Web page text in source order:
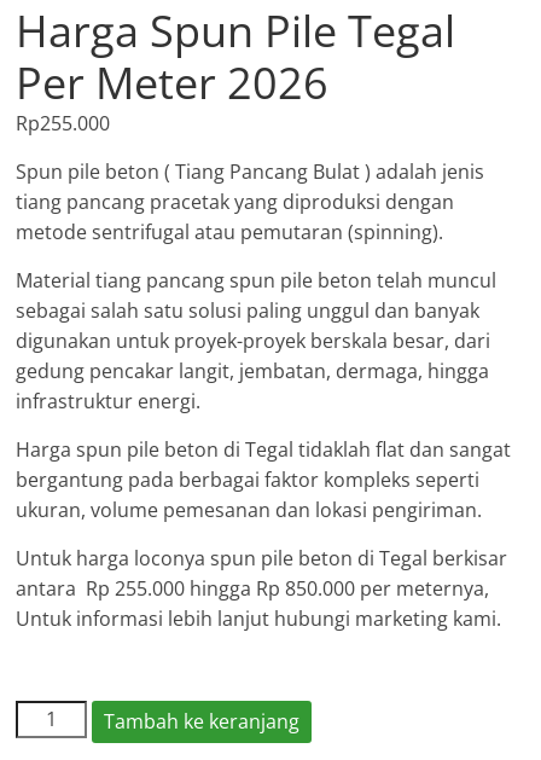
Harga Spun Pile Tegal
Per Meter 2026
Rp255.000
Spun pile beton ( Tiang Pancang Bulat ) adalah jenis
tiang pancang pracetak yang diproduksi dengan
metode sentrifugal atau pemutaran (spinning).
Material tiang pancang spun pile beton telah muncul
sebagai salah satu solusi paling unggul dan banyak
digunakan untuk proyek-proyek berskala besar, dari
gedung pencakar langit, jembatan, dermaga, hingga
infrastruktur energi.
Harga spun pile beton di Tegal tidaklah flat dan sangat
bergantung pada berbagai faktor kompleks seperti
ukuran, volume pemesanan dan lokasi pengiriman.
Untuk harga loconya spun pile beton di Tegal berkisar
antara Rp 255.000 hingga Rp 850.000 per meternya,
Untuk informasi lebih lanjut hubungi marketing kami.
Kuantitas
Harga
Tambah ke keranjang